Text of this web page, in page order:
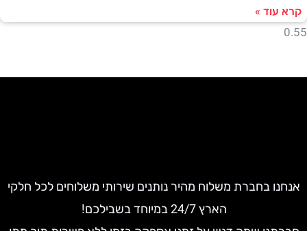
»
בחברת משלוח מהיר נותנים שירותי משלוחים לכל חלקי
הארץ 24/7 במיוחד בשבילכם!